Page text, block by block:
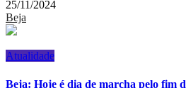
25/11/2024
Beja
Atualidade
Beja: Hoje é dia de marcha pelo fim